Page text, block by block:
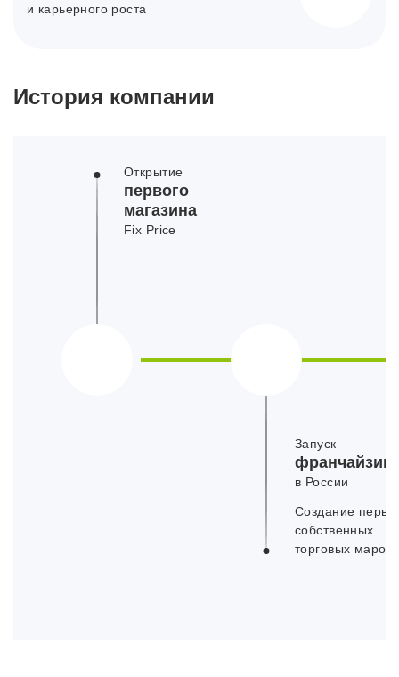
и карьерного роста
История компании
Открытие
первого
магазина
Fix Price
Запуск
в России
Создание
собственных
торговых марок